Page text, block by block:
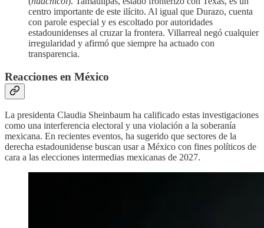
centro importante de este ilícito. Al igual que Durazo, cuenta
con parole especial y es escoltado por autoridades
estadounidenses al cruzar la frontera. Villarreal negó cualquier
irregularidad y afirmó que siempre ha actuado con
transparencia.
Reacciones en México
La presidenta Claudia Sheinbaum ha calificado estas investigaciones
como una interferencia electoral y una violación a la soberanía
mexicana. En recientes eventos, ha sugerido que sectores de la
derecha estadounidense buscan usar a México con fines políticos de
cara a las elecciones intermedias mexicanas de 2027.